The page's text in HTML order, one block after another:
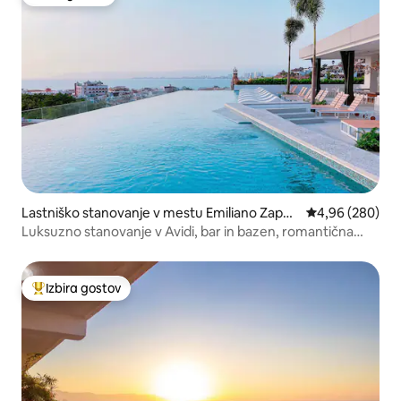
Lastniško stanovanje v mestu Emiliano Zapat
a
Povprečna
4,96 (280)
Luksuzno stanovanje v Avidi, bar in bazen, romantična
Najbolj priljubljena prenočišča z značko »Izbira gostov«
Izbira gostov